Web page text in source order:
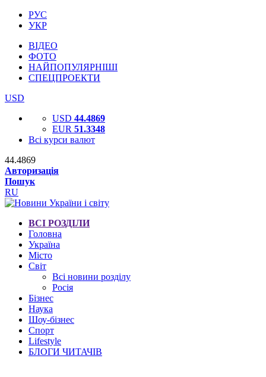
РУС
УКР
ВІДЕО
ФОТО
НАЙПОПУЛЯРНІШІ
СПЕЦПРОЕКТИ
USD
USD 44.4869
EUR 51.3348
Всі курси валют
44.4869
Авторизація
Пошук
RU
ВСІ РОЗДІЛИ
Головна
Україна
Місто
Світ
Всі новини розділу
Росія
Бізнес
Наука
Шоу-бізнес
Спорт
Lifestyle
БЛОГИ ЧИТАЧІВ